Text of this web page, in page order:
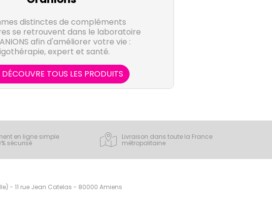
distinctes de compléments
se retrouvent dans le laboratoire
afin d'améliorer votre vie :
expert et santé.
TOUS LES PRODUITS
en ligne simple
sécurisé
Livraison dans toute la France
métropolitaine
- 11 rue Jean Catelas - 80000 Amiens